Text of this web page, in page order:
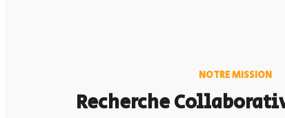
NOTRE MISSION
Recherche